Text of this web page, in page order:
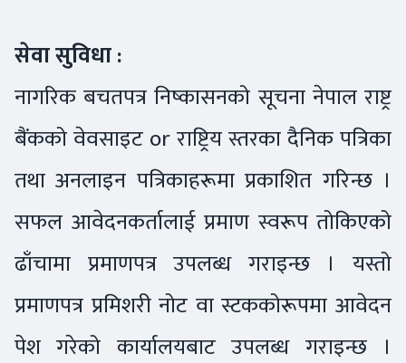
सेवा सुविधा :
नागरिक बचतपत्र निष्कासनको सूचना नेपाल राष्ट्र
बैंकको वेवसाइट or राष्ट्रिय स्तरका दैनिक पत्रिका
तथा अनलाइन पत्रिकाहरूमा प्रकाशित गरिन्छ ।
सफल आवेदनकर्तालाई प्रमाण स्वरूप तोकिएको
ढाँचामा प्रमाणपत्र उपलब्ध गराइन्छ । यस्तो
प्रमाणपत्र प्रमिशरी नोट वा स्टककोरूपमा आवेदन
पेश गरेको कार्यालयबाट उपलब्ध गराइन्छ ।